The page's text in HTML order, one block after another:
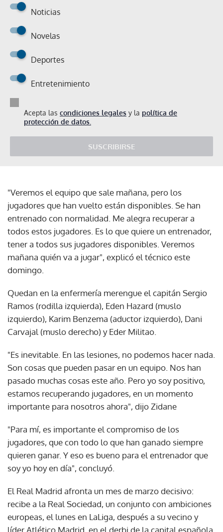
Noticias
Novelas
Deportes
Entretenimiento
Acepta las condiciones legales y la política de
protección de datos.
SUSCRIBIRSE
"Veremos el equipo que sale mañana, pero los
jugadores que han vuelto están disponibles. Se han
entrenado con normalidad. Me alegra recuperar a
todos estos jugadores. Es lo que quiere un entrenador,
tener a todos sus jugadores disponibles. Veremos
mañana quién va a jugar", explicó el técnico este
domingo.
Quedan en la enfermería merengue el capitán Sergio
Ramos (rodilla izquierda), Eden Hazard (muslo
izquierdo), Karim Benzema (aductor izquierdo), Dani
Carvajal (muslo derecho) y Eder Militao.
"Es inevitable. En las lesiones, no podemos hacer nada.
Son cosas que pueden pasar en un equipo. Nos han
pasado muchas cosas este año. Pero yo soy positivo,
estamos recuperando jugadores, en un momento
importante para nosotros ahora", dijo Zidane
"Para mí, es importante el compromiso de los
jugadores, que con todo lo que han ganado siempre
quieren ganar. Y eso es bueno para el entrenador que
soy yo hoy en día", concluyó.
El Real Madrid afronta un mes de marzo decisivo:
recibe a la Real Sociedad, un conjunto con ambiciones
europeas, el lunes en LaLiga, después a su vecino y
líder Atlético Madrid, en el derbi de la capital española,